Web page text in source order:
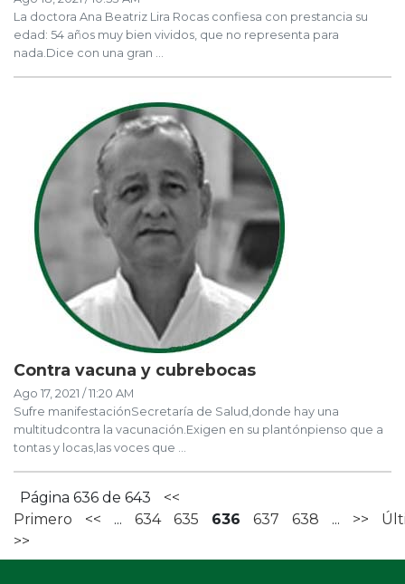
La doctora Ana Beatriz Lira Rocas confiesa con prestancia su
edad: 54 años muy bien vividos, que no representa para
nada.Dice con una gran ...
Contra vacuna y cubrebocas
Ago 17, 2021 / 11:20 AM
Sufre manifestaciónSecretaría de Salud,donde hay una
multitudcontra la vacunación.Exigen en su plantónpienso que a
tontas y locas,las voces que ...
Página 636 de 643
<<
Primero
<< ... 634 635 636 637 638 ... >>
>>